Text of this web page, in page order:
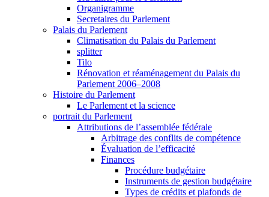
Organigramme
Secretaires du Parlement
Palais du Parlement
Climatisation du Palais du Parlement
splitter
Tilo
Rénovation et réaménagement du Palais du
Parlement 2006–2008
Histoire du Parlement
Le Parlement et la science
portrait du Parlement
Attributions de l’assemblée fédérale
Arbitrage des conflits de compétence
Évaluation de l’efficacité
Finances
Procédure budgétaire
Instruments de gestion budgétaire
Types de crédits et plafonds de